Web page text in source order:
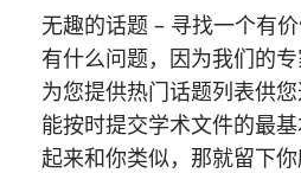
无趣的话题 – 寻找一个有
有什么问题，因为我们的
为您提供热门话题列表供
能按时提交学术文件的最
起来和你类似，那就留下